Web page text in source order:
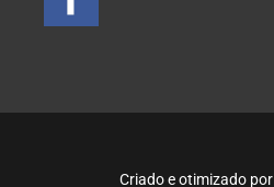
Criado e otimizado por